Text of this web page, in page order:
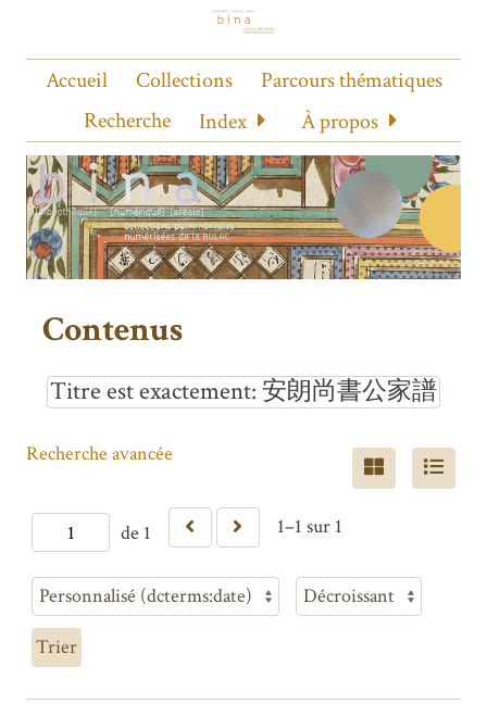
Accueil Collections
Parcours thématiques
Recherche
Index À propos
Contenus
Titre est exactement 安朗尚書公家譜
de 1 1–1 sur 1
Recherche avancée
Trier